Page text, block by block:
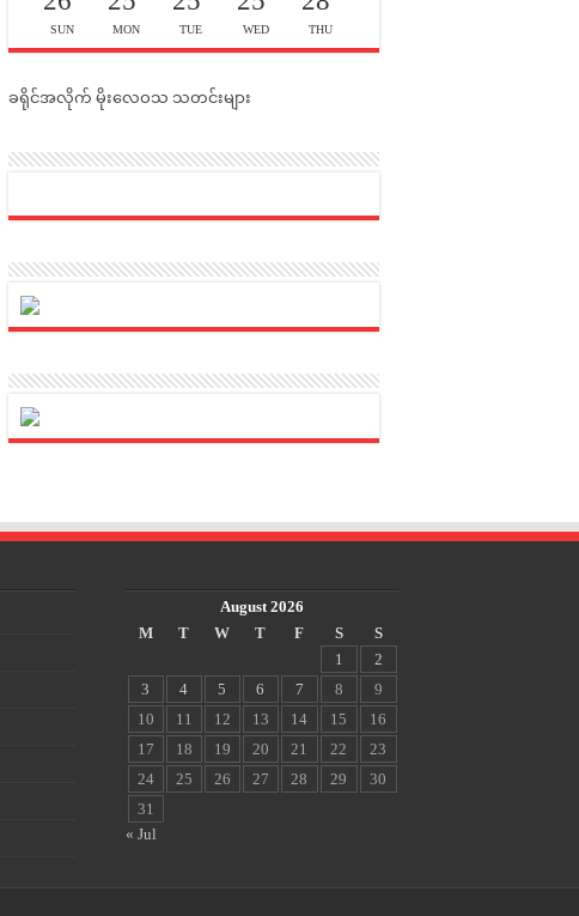
SUN MON TUE WED THU
ခရိုင်အလိုက် မိုးလေဝသ သတင်းများ
August 2026
M
T W T F S
S
1
2
3
4 5 6 7 8
9
10
11 12 13 14 15
16
17
18 19 20 21 22
23
24
25 26 27 28 29
30
31
« Jul